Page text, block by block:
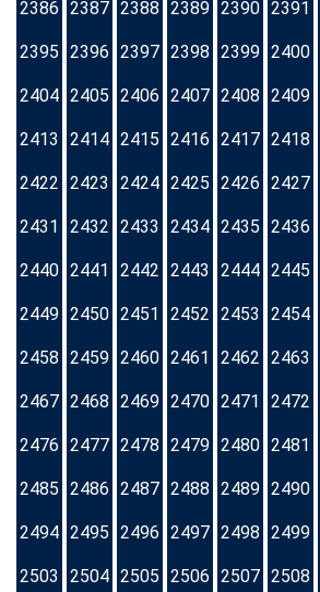
2386 2387 2388 2389 2390 2391
2395 2396 2397 2398 2399 2400
2404 2405 2406 2407 2408 2409
2413 2414 2415 2416 2417 2418
2422 2423 2424 2425 2426 2427
2431 2432 2433 2434 2435 2436
2440 2441 2442 2443 2444 2445
2449 2450 2451 2452 2453 2454
2458 2459 2460 2461 2462 2463
2467 2468 2469 2470 2471 2472
2476 2477 2478 2479 2480 2481
2485 2486 2487 2488 2489 2490
2494 2495 2496 2497 2498 2499
2503 2504 2505 2506 2507 2508